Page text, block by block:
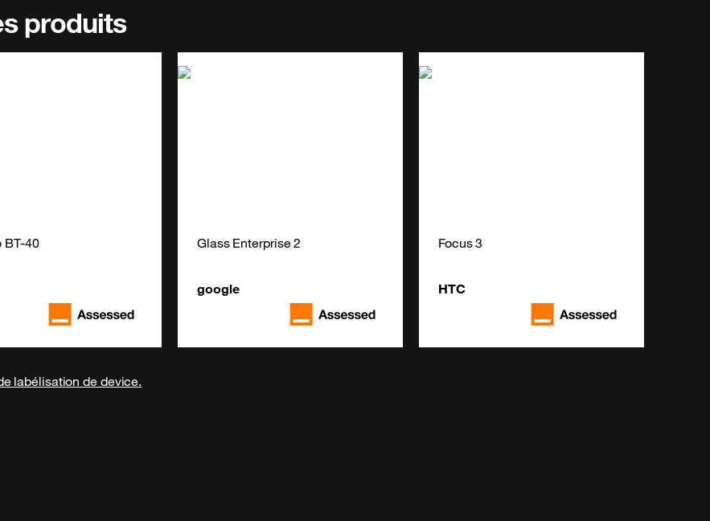
produits
BT-40 Glass Enterprise 2
google
Focus 3
HTC
labélisation de device.